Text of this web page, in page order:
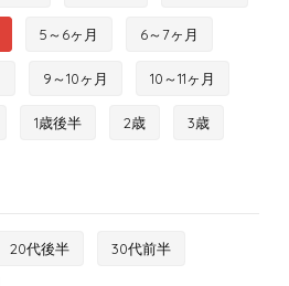
5～6ヶ月 6～7ヶ月
9～10ヶ月 10～11ヶ月
1歳後半 2歳 3歳
20代後半 30代前半